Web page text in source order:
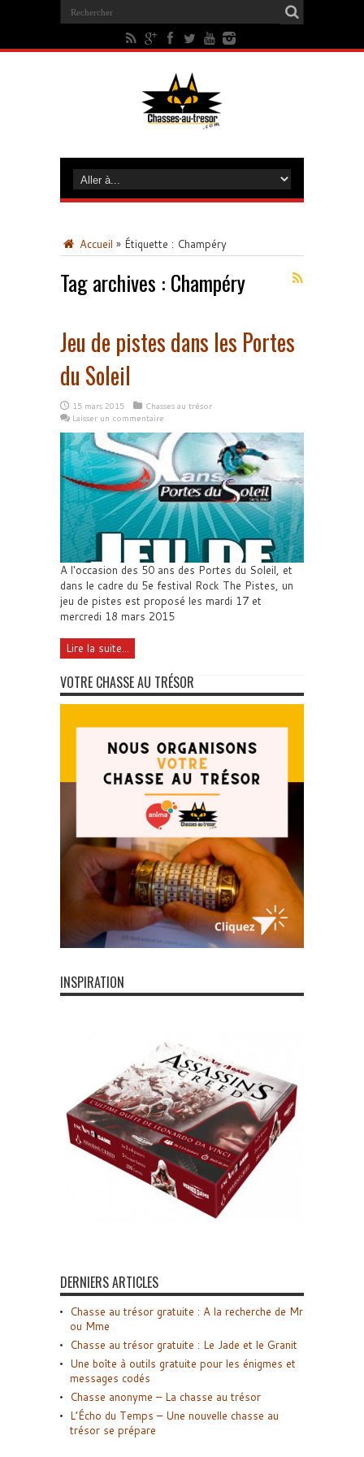
Accueil » Étiquette : Champéry
Tag archives : Champéry
Jeu de pistes dans les Portes
du Soleil
15 mars 2015
Chasses au trésor
Laisser un commentaire
A l'occasion des 50 ans des Portes du Soleil, et
dans le cadre du 5e festival Rock The Pistes, un
jeu de pistes est proposé les mardi 17 et
mercredi 18 mars 2015
Lire la suite...
VOTRE CHASSE AU TRÉSOR
INSPIRATION
DERNIERS ARTICLES
Chasse au trésor gratuite : A la recherche de Mr
ou Mme
Chasse au trésor gratuite : Le Jade et le Granit
Une boîte à outils gratuite pour les énigmes et
messages codés
Chasse anonyme – La chasse au trésor
L’Écho du Temps – Une nouvelle chasse au
trésor se prépare